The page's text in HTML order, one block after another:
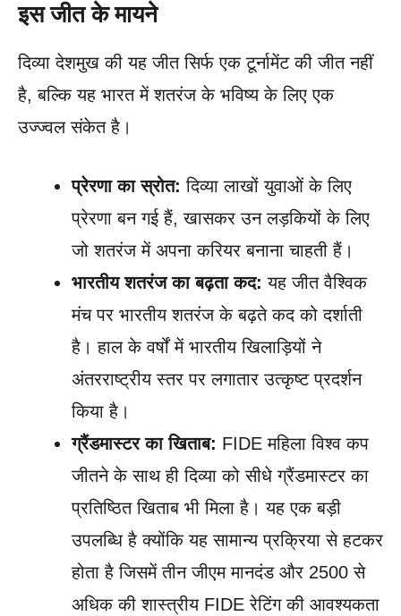
इस जीत के मायने
दिव्या देशमुख की यह जीत सिर्फ एक टूर्नामेंट की जीत नहीं
है, बल्कि यह भारत में शतरंज के भविष्य के लिए एक
उज्ज्वल संकेत है।
प्रेरणा का स्रोत: दिव्या लाखों युवाओं के लिए
प्रेरणा बन गई हैं, खासकर उन लड़कियों के लिए
जो शतरंज में अपना करियर बनाना चाहती हैं।
भारतीय शतरंज का बढ़ता कद: यह जीत वैश्विक
मंच पर भारतीय शतरंज के बढ़ते कद को दर्शाती
है। हाल के वर्षों में भारतीय खिलाड़ियों ने
अंतरराष्ट्रीय स्तर पर लगातार उत्कृष्ट प्रदर्शन
किया है।
ग्रैंडमास्टर का खिताब: FIDE महिला विश्व कप
जीतने के साथ ही दिव्या को सीधे ग्रैंडमास्टर का
प्रतिष्ठित खिताब भी मिला है। यह एक बड़ी
उपलब्धि है क्योंकि यह सामान्य प्रक्रिया से हटकर
होता है जिसमें तीन जीएम मानदंड और 2500 से
अधिक की शास्त्रीय FIDE रेटिंग की आवश्यकता